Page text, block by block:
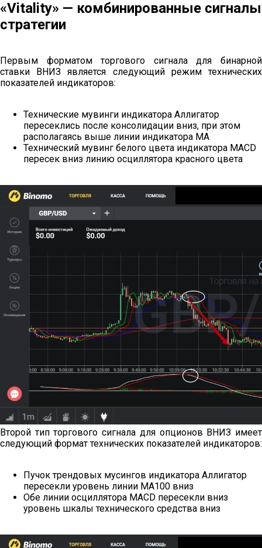
«Vitality» — комбинированные сигналы
стратегии
Первым форматом торгового сигнала для бинарной
ставки ВНИЗ является следующий режим технических
показателей индикаторов:
Технические мувинги индикатора Аллигатор
пересеклись после консолидации вниз, при этом
располагаясь выше линии индикатора МА
Технический мувинг белого цвета индикатора MACD
пересек вниз линию осциллятора красного цвета
Второй тип торгового сигнала для опционов ВНИЗ имеет
следующий формат технических показателей индикаторов:
Пучок трендовых мусингов индикатора Аллигатор
пересекли уровень линии МА100 вниз
Обе линии осциллятора MACD пересекли вниз
уровень шкалы технического средства вниз